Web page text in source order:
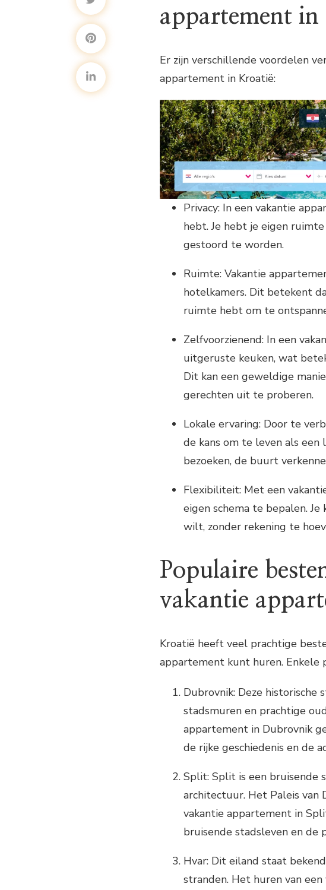
appartement in
Er zijn verschillende voordelen
appartement in Kroatië:
Privacy: In een vakantie
hebt. Je hebt je eigen
gestoord te worden.
Ruimte: Vakantie
hotelkamers. Dit betekent
ruimte hebt om te
Zelfvoorzienend: In een
uitgeruste keuken, wat
Dit kan een geweldige
gerechten uit te proberen.
Lokale ervaring: Door te
de kans om te leven als
bezoeken, de buurt
Flexibiliteit: Met een
eigen schema te bepalen.
wilt, zonder rekening te
Populaire
vakantie
Kroatië heeft veel prachtige
appartement kunt huren. Enkele
Dubrovnik: Deze
stadsmuren en prachtige
appartement in Dubrovnik
de rijke geschiedenis en de
Split: Split is een bruisende
architectuur. Het Paleis van
vakantie appartement in
bruisende stadsleven en de
Hvar: Dit eiland staat
stranden. Het huren van